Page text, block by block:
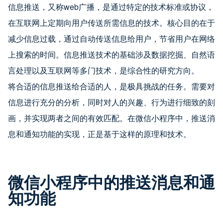
信息推送，又称web广播，是通过特定的技术标准或协议，
在互联网上定期向用户传送所需信息的技术。核心目的在于
减少信息过载，通过自动传送信息给用户，节省用户在网络
上搜索的时间。信息推送技术的基础涉及数据挖掘、自然语
言处理以及互联网等多门技术，是综合性的研究方向。
将合适的信息推送给合适的人，是极具挑战的任务。需要对
信息进行充分的分析，同时对人的兴趣、行为进行细致的刻
画，并实现两者之间的有效匹配。在微信小程序中，推送消
息和通知功能的实现，正是基于这样的原理和技术。
微信小程序中的推送消息和通
知功能